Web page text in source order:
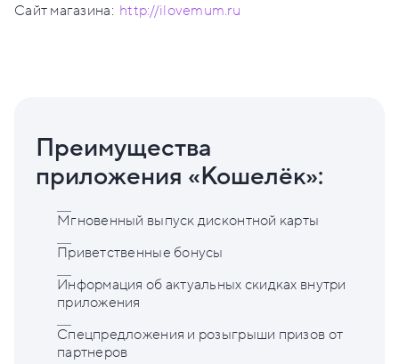
Сайт магазина: http://ilovemum.ru
Преимущества
приложения «Кошелёк»:
Мгновенный выпуск дисконтной карты
Приветственные бонусы
Информация об актуальных скидках внутри
приложения
Спецпредложения и розыгрыши призов от
партнеров